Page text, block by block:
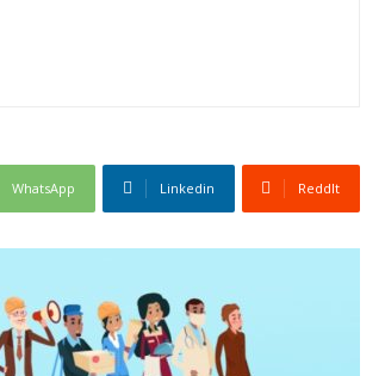
WhatsApp Linkedin ReddIt